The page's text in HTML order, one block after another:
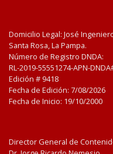
Domicilio Legal: José
Santa Rosa, La Pampa.
Número de Registro DNDA:
RL-2019-55551274-APN-
Edición # 9418
Fecha de Edición: 7/08/2026
Fecha de Inicio: 19/10/2000
Director General de